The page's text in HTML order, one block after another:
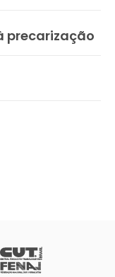
precarização